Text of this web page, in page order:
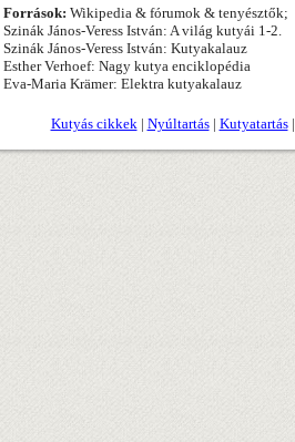
Források: Wikipedia & fórumok & tenyésztők;
Szinák János-Veress István: A világ kutyái 1-2.
Szinák János-Veress István: Kutyakalauz
Esther Verhoef: Nagy kutya enciklopédia
Eva-Maria Krämer: Elektra kutyakalauz
Kutyás cikkek| Nyúltartás| Kutyatartás|